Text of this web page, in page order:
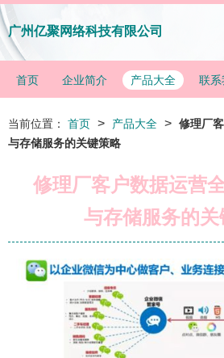
广州亿聚网络科技有限公司
首页 企业简介 产品大全 联系
当前位置： 首页 > 产品大全 > 修理厂
与存储服务的关键策略
修理厂客户数据运营
与存储服务的